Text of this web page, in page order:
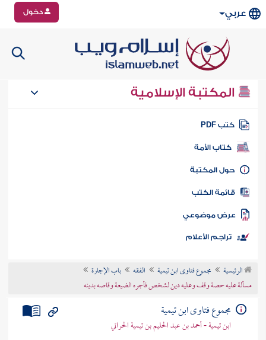
عربي دخول
المكتبة الإسلامية
كتب PDF
كتاب الأمة
المكتبة
الكتب
موضوعي
تراجم الأعلام
الرئيسية مجموع فتاوى ابن تيمية الفقه
باب الإجارة
مسألة عليه حصة وقف وعليه دين لشخص فأجره الضيعة وقاصه بدينه
مجموع فتاوى ابن تيمية
ابن تيمية - أحمد بن عبد الحليم بن تيمية الحراني